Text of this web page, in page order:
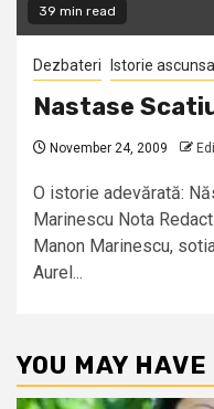
39 min read
Dezbateri Istorie ascunsa
Nastase
November 24, 2009
O istorie adevărată:
Marinescu Nota
Manon Marinescu,
Aurel...
YOU MAY